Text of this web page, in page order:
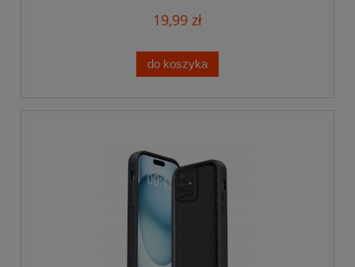
19,99 zł
do koszyka